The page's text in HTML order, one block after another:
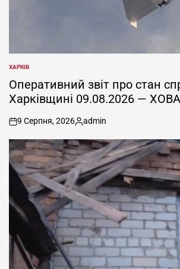
ОПУБЛІКУВАТИ
У
ХАРКІВ
Оперативний звіт про стан
Харківщині 09.08.2026 — ХОВА
on
9 Серпня, 2026
Опубліковано
admin